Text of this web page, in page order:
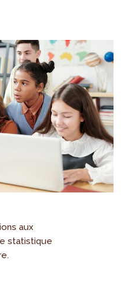
aux
statistique